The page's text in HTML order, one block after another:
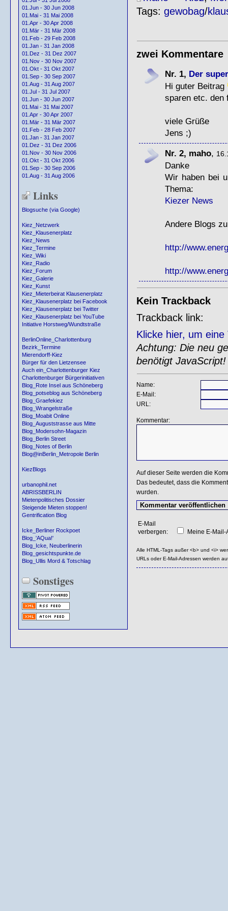
01.Jun - 30 Jun 2008
01.Mai - 31 Mai 2008
01.Apr - 30 Apr 2008
01.Mär - 31 Mär 2008
01.Feb - 29 Feb 2008
01.Jan - 31 Jan 2008
01.Dez - 31 Dez 2007
01.Nov - 30 Nov 2007
01.Okt - 31 Okt 2007
01.Sep - 30 Sep 2007
01.Aug - 31 Aug 2007
01.Jul - 31 Jul 2007
01.Jun - 30 Jun 2007
01.Mai - 31 Mai 2007
01.Apr - 30 Apr 2007
01.Mär - 31 Mär 2007
01.Feb - 28 Feb 2007
01.Jan - 31 Jan 2007
01.Dez - 31 Dez 2006
01.Nov - 30 Nov 2006
01.Okt - 31 Okt 2006
01.Sep - 30 Sep 2006
01.Aug - 31 Aug 2006
Links
Blogsuche (via Google)
Kiez_Netzwerk
Kiez_Klausenerplatz
Kiez_News
Kiez_Termine
Kiez_Wiki
Kiez_Radio
Kiez_Forum
Kiez_Galerie
Kiez_Kunst
Kiez_Mieterbeirat Klausenerplatz
Kiez_Klausenerplatz bei Facebook
Kiez_Klausenerplatz bei Twitter
Kiez_Klausenerplatz bei YouTube
Initiative Horstweg/Wundtstraße
BerlinOnline_Charlottenburg
Bezirk_Termine
Mierendorff-Kiez
Bürger für den Lietzensee
Auch ein_Charlottenburger Kiez
Charlottenburger Bürgerinitiativen
Blog_Rote Insel aus Schöneberg
Blog_potseblog aus Schöneberg
Blog_Graefekiez
Blog_Wrangelstraße
Blog_Moabit Online
Blog_Auguststrasse aus Mitte
Blog_Modersohn-Magazin
Blog_Berlin Street
Blog_Notes of Berlin
Blog@inBerlin_Metropole Berlin
KiezBlogs
urbanophil.net
ABRISSBERLIN
Mietenpolitisches Dossier
Steigende Mieten stoppen!
Gentrification Blog
Icke_Berliner Rockpoet
Blog_'AQua!'
Blog_Icke, Neuberlinerin
Blog_gesichtspunkte.de
Blog_Ullis Mord & Totschlag
Sonstiges
Tags: gewobag/
zwei Kommentare
Nr. 1, Der
Hi guter Beitrag
sparen etc. den
viele Grüße
Jens ;)
Nr. 2, maho,
Danke
Wir haben bei
Thema:
Kiezer News
Andere Blogs
http://
http://
Kein Trackback
Trackback link:
Klicke hier, um
Achtung: Die neu
benötigt JavaScript!
Name:
E-Mail:
URL:
Kommentar:
Auf dieser Seite werden die
Das bedeutet, dass die
wurden.
E-Mail
verbergen:
Meine E-
Alle HTML-Tags außer <b> und <i>
URLs oder E-Mail-Adressen werden